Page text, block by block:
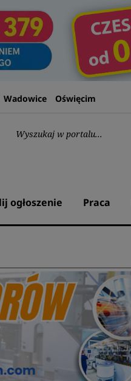
Wadowice Oświęcim
ogłoszenie Praca